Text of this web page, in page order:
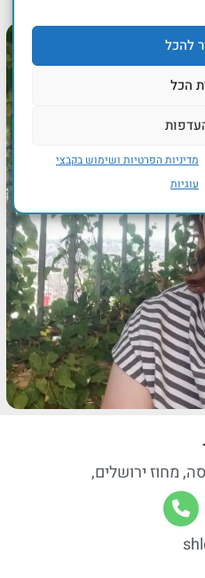
להכל
הכל
מדיניות הפרטיות ושימוש בקבצי
עוגיות
מחוז ירושלים,